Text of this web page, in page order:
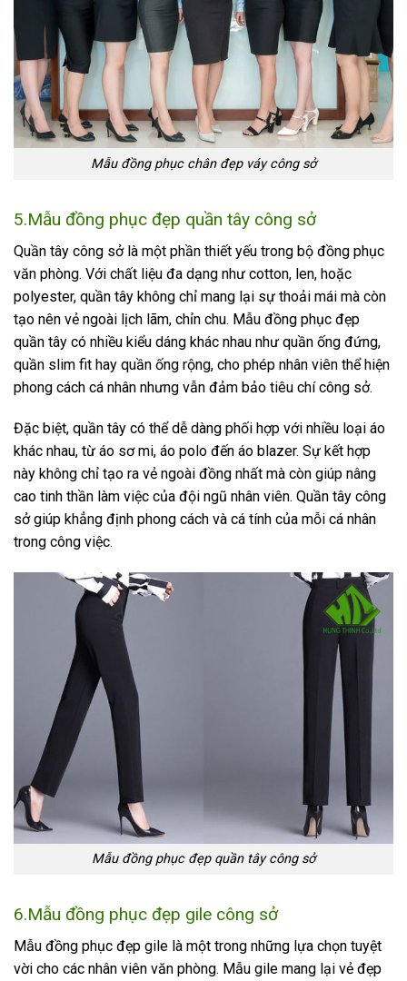
Mẫu đồng phục chân đẹp váy công sở
5.Mẫu đồng phục đẹp quần tây công sở
Quần tây công sở là một phần thiết yếu trong bộ đồng phục
văn phòng. Với chất liệu đa dạng như cotton, len, hoặc
polyester, quần tây không chỉ mang lại sự thoải mái mà còn
tạo nên vẻ ngoài lịch lãm, chỉn chu. Mẫu đồng phục đẹp
quần tây có nhiều kiểu dáng khác nhau như quần ống đứng,
quần slim fit hay quần ống rộng, cho phép nhân viên thể hiện
phong cách cá nhân nhưng vẫn đảm bảo tiêu chí công sở.
Đặc biệt, quần tây có thể dễ dàng phối hợp với nhiều loại áo
khác nhau, từ áo sơ mi, áo polo đến áo blazer. Sự kết hợp
này không chỉ tạo ra vẻ ngoài đồng nhất mà còn giúp nâng
cao tinh thần làm việc của đội ngũ nhân viên. Quần tây công
sở giúp khẳng định phong cách và cá tính của mỗi cá nhân
trong công việc.
Mẫu đồng phục đẹp quần tây công sở
6.Mẫu đồng phục đẹp gile công sở
Mẫu đồng phục đẹp gile là một trong những lựa chọn tuyệt
vời cho các nhân viên văn phòng. Mẫu gile mang lại vẻ đẹp